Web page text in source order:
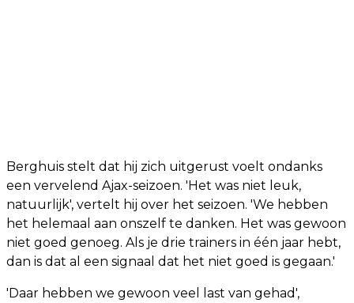
Berghuis stelt dat hij zich uitgerust voelt ondanks
een vervelend Ajax-seizoen. 'Het was niet leuk,
natuurlijk', vertelt hij over het seizoen. 'We hebben
het helemaal aan onszelf te danken. Het was gewoon
niet goed genoeg. Als je drie trainers in één jaar hebt,
dan is dat al een signaal dat het niet goed is gegaan.'
'Daar hebben we gewoon veel last van gehad',